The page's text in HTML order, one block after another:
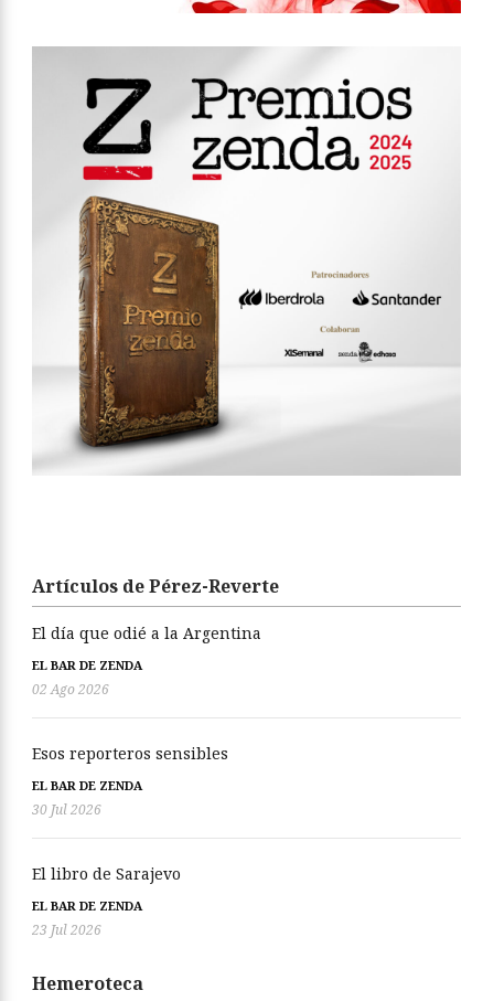
Artículos de Pérez-Reverte
El día que odié a la Argentina
EL BAR DE ZENDA
02 Ago 2026
Esos reporteros sensibles
EL BAR DE ZENDA
30 Jul 2026
El libro de Sarajevo
EL BAR DE ZENDA
23 Jul 2026
Hemeroteca